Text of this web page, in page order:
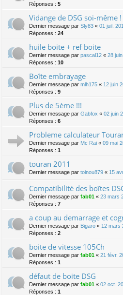
Réponses : 5
Vidange de DSG soi-même !
Dernier message par Sly83 « 01 juil.
Réponses : 24
huile boite + ref boite
Dernier message par pascal12 « 28
Réponses : 10
Boîte embrayage
Dernier message par mlh175 « 12 juin
Réponses : 9
Plus de 5ème !!!
Dernier message par Gabfox « 02 juin
Réponses : 6
Probleme calculateur
Dernier message par Mc Rai « 09 mai
Réponses : 1
touran 2011
Dernier message par toinou879 « 15
Compatibilité des boîtes
Dernier message par fab01 « 23 mars
Réponses : 7
a coup au demarrage et
Dernier message par Bigaro « 12 mars
Réponses : 2
boite de vitesse 105Ch
Dernier message par fab01 « 21 févr.
Réponses : 1
défaut de boite DSG
Dernier message par fab01 « 02 oct.
Réponses : 1